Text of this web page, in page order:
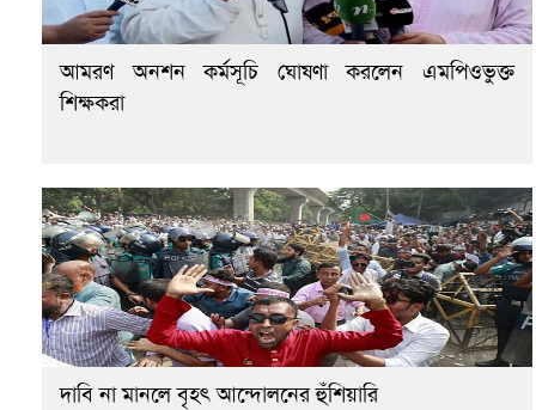
আমরণ অনশন কর্মসূচি ঘোষণা করলেন এমপিওভুক্ত
শিক্ষকরা
দাবি না মানলে বৃহৎ আন্দোলনের হুঁশিয়ারি